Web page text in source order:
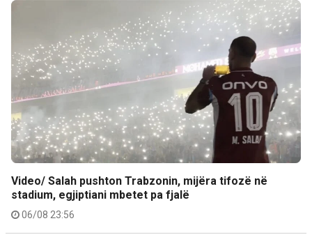
Video/ Salah pushton Trabzonin, mijëra tifozë në
stadium, egjiptiani mbetet pa fjalë
06/08 23:56